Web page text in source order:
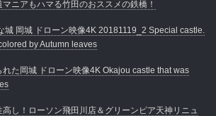
ニアもハマる竹田のおススメの鉄橋！
城 岡城 ドローン映像4K 20181119_2 Special castle.
by Autumn leaves
た岡城 ドローン映像4K Okajou castle that was
し！ローソン飛田川店＆グリーンピア天神リニュ